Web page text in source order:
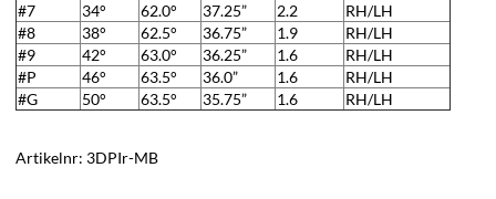
#7 34° 62.0° 37.25” 2.2
RH/LH
#8
38° 62.5° 36.75” 1.9
RH/LH
#9
42° 63.0° 36.25” 1.6
RH/LH
#P
46° 63.5° 36.0” 1.6
RH/LH
#G
50° 63.5° 35.75” 1.6 RH/LH
Artikelnr: 3DPIr-MB